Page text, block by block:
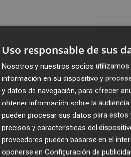
quedan en el reparto las
de cerca por las de
(BOE).
a los diez mil euros: las de
PNV, 4.063; las del BNG,
Uso responsable de sus
Nosotros y nuestros socios utilizamos
información en su dispositivo y
y datos de navegación, para ofrecer
obtener información sobre la
pueden procesar sus datos para
precisos y características del
proveedores pueden basarse en el
oponerse en Configuración de